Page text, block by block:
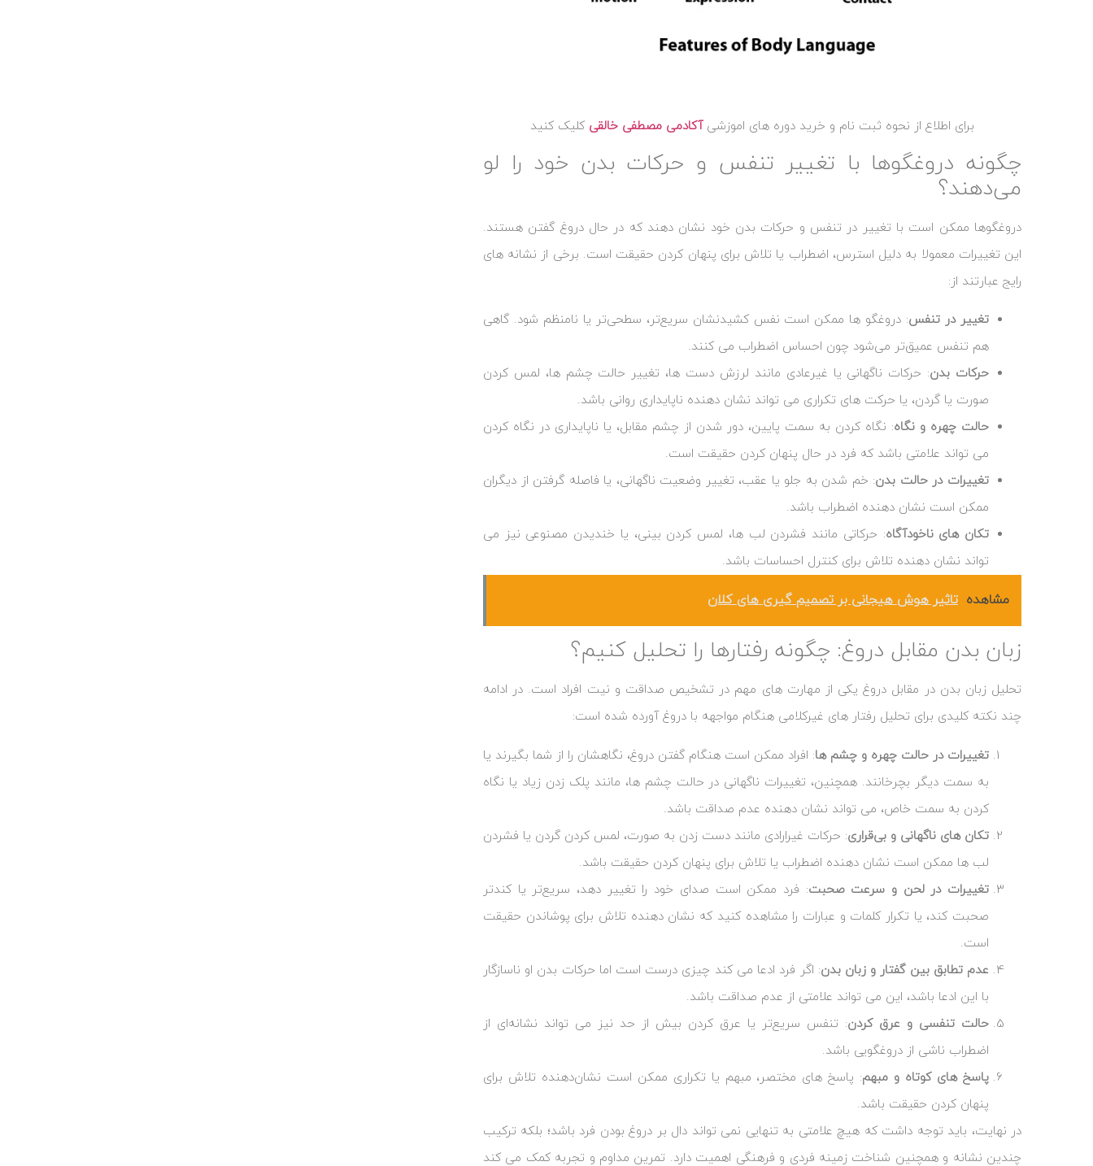
برای اطلاع از نحوه ثبت نام و خرید دوره های اموزشیآکادمی مصطفی خالقی کلیک کنید
چگونه دروغگوها با تغییر تنفس و حرکات بدن خود را لو
می‌دهند؟
دروغگوها ممکن است با تغییر در تنفس و حرکات بدن خود نشان دهند که در حال دروغ گفتن هستند.
این تغییرات معمولا به دلیل استرس، اضطراب یا تلاش برای پنهان کردن حقیقت است. برخی از نشانه ‌های
رایج عبارتند از:
تغییر در تنفس: دروغگو ها ممکن است نفس کشیدنشان سریع‌تر، سطحی‌تر یا نامنظم شود. گاهی
هم تنفس عمیق‌تر می‌شود چون احساس اضطراب می‌ کنند.
حرکات بدن: حرکات ناگهانی یا غیرعادی مانند لرزش دست‌ ها، تغییر حالت چشم‌ ها، لمس کردن
صورت یا گردن، یا حرکت ‌های تکراری می‌ تواند نشان دهنده ناپایداری روانی باشد.
حالت چهره و نگاه: نگاه کردن به سمت پایین، دور شدن از چشم مقابل، یا ناپایداری در نگاه کردن
می ‌تواند علامتی باشد که فرد در حال پنهان کردن حقیقت است.
تغییرات در حالت بدن: خم شدن به جلو یا عقب، تغییر وضعیت ناگهانی، یا فاصله گرفتن از دیگران
ممکن است نشان دهنده اضطراب باشد.
تکان‌ های ناخودآگاه: حرکاتی مانند فشردن لب‌ ها، لمس کردن بینی، یا خندیدن مصنوعی نیز می
‌تواند نشان دهنده تلاش برای کنترل احساسات باشد.
مشاهده تاثیر هوش هیجانی بر تصمیم گیری های کلان
زبان بدن مقابل دروغ: چگونه رفتارها را تحلیل کنیم؟
تحلیل زبان بدن در مقابل دروغ یکی از مهارت‌ های مهم در تشخیص صداقت و نیت افراد است. در ادامه
چند نکته کلیدی برای تحلیل رفتار های غیرکلامی هنگام مواجهه با دروغ آورده شده است:
تغییرات در حالت چهره و چشم‌ ها: افراد ممکن است هنگام گفتن دروغ، نگاهشان را از شما بگیرند یا
به سمت دیگر بچرخانند. همچنین، تغییرات ناگهانی در حالت چشم ‌ها، مانند پلک زدن زیاد یا نگاه
کردن به سمت خاص، می ‌تواند نشان ‌دهنده عدم صداقت باشد.
تکان‌ های ناگهانی و بی‌قراری: حرکات غیرارادی مانند دست زدن به صورت، لمس کردن گردن یا فشردن
لب‌ ها ممکن است نشان ‌دهنده اضطراب یا تلاش برای پنهان کردن حقیقت باشد.
تغییرات در لحن و سرعت صحبت: فرد ممکن است صدای خود را تغییر دهد، سریع‌تر یا کندتر
صحبت کند، یا تکرار کلمات و عبارات را مشاهده کنید که نشان‌ دهنده تلاش برای پوشاندن حقیقت
است.
عدم تطابق بین گفتار و زبان بدن: اگر فرد ادعا می ‌کند چیزی درست است اما حرکات بدن او ناسازگار
با این ادعا باشد، این می‌ تواند علامتی از عدم صداقت باشد.
حالت تنفسی و عرق کردن: تنفس سریع‌تر یا عرق کردن بیش از حد نیز می‌ تواند نشانه‌ای از
اضطراب ناشی از دروغگویی باشد.
پاسخ‌ های کوتاه و مبهم: پاسخ‌ های مختصر، مبهم یا تکراری ممکن است نشان‌دهنده تلاش برای
پنهان کردن حقیقت باشد.
در نهایت، باید توجه داشت که هیچ علامتی به تنهایی نمی ‌تواند دال بر دروغ بودن فرد باشد؛ بلکه ترکیب
چندین نشانه و همچنین شناخت زمینه فردی و فرهنگی اهمیت دارد. تمرین مداوم و تجربه کمک می ‌کند